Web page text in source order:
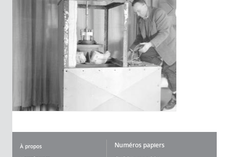
À propos
Numéros papiers